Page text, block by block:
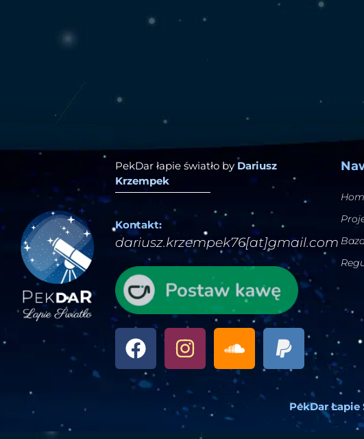
PekDar łapie światło by Dariusz
Krzempek
Kontakt:
dariusz.krzempek76[at]gmail.com
PekDar Łapie